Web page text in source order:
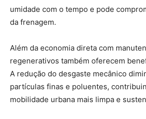
umidade com o tempo e pode
da frenagem.
Além da economia direta com
regenerativos também oferecem
A redução do desgaste mecânico
partículas finas e poluentes,
mobilidade urbana mais limpa e